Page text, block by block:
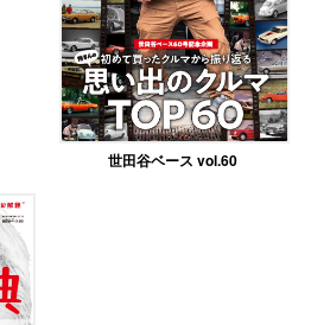
世田谷ベース vol.60